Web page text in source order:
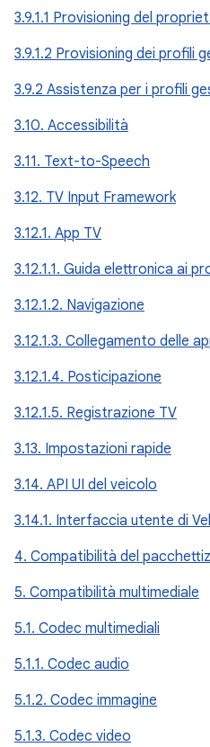
3.9.1.1 Provisioning del
3.9.1.2 Provisioning dei profili
3.9.2 Assistenza per i profili
3.10. Accessibilità
3.11. Text-to-Speech
3.12. TV Input Framework
3.12.1. App TV
3.12.1.1. Guida elettronica ai
3.12.1.2. Navigazione
3.12.1.3. Collegamento delle
3.12.1.4. Posticipazione
3.12.1.5. Registrazione TV
3.13. Impostazioni rapide
3.14. API UI del veicolo
3.14.1. Interfaccia utente di
4. Compatibilità del
5. Compatibilità multimediale
5.1. Codec multimediali
5.1.1. Codec audio
5.1.2. Codec immagine
5.1.3. Codec video